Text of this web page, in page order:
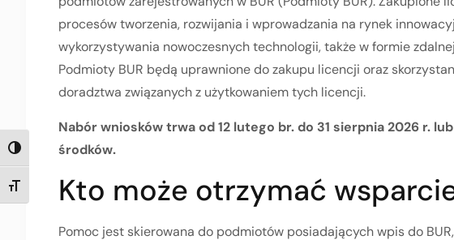
TOGGLE HIGH CONTRAST
TOGGLE FONT SIZE
procesów tworzenia, rozwijania i wprowadzania na rynek
wykorzystywania nowoczesnych technologii, także w formie
Podmioty BUR będą uprawnione do zakupu licencji oraz
doradztwa związanych z użytkowaniem tych licencji.
Nabór wniosków trwa od 12 lutego br. do 31 sierpnia 2026 r.
środków.
Kto może otrzymać
Pomoc jest skierowana do podmiotów posiadających wpis do